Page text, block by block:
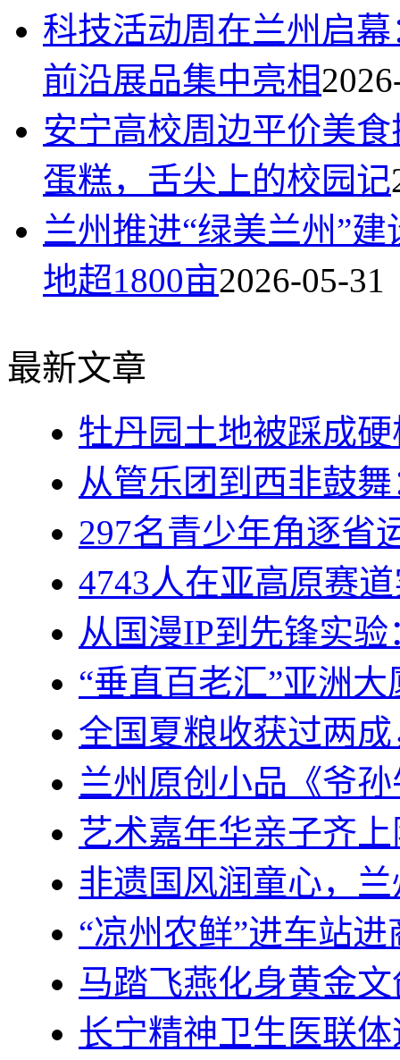
科技活动周在兰州启
前沿展品集中亮相
安宁高校周边平价美
蛋糕，舌尖上的校园记
兰州推进“绿美兰州”
地超1800亩2026-05-31
最新文章
牡丹园土地被踩成
从管乐团到西非鼓
297名青少年角逐省
4743人在亚高原赛
从国漫IP到先锋实
“垂直百老汇”亚洲
全国夏粮收获过两
兰州原创小品《爷
艺术嘉年华亲子齐
非遗国风润童心，
“凉州农鲜”进车站
马踏飞燕化身黄金
长宁精神卫生医联